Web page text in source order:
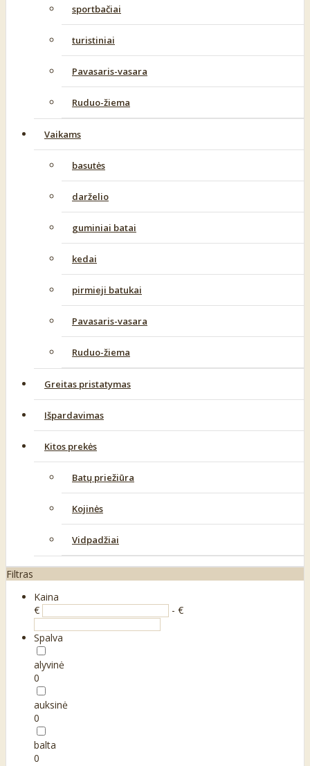
sportbačiai
turistiniai
Pavasaris-vasara
Ruduo-žiema
Vaikams
basutės
darželio
guminiai batai
kedai
pirmieji batukai
Pavasaris-vasara
Ruduo-žiema
Greitas pristatymas
Išpardavimas
Kitos prekės
Batų priežiūra
Kojinės
Vidpadžiai
Filtras
Kaina
€
- €
Spalva
alyvinė
0
auksinė
0
balta
0